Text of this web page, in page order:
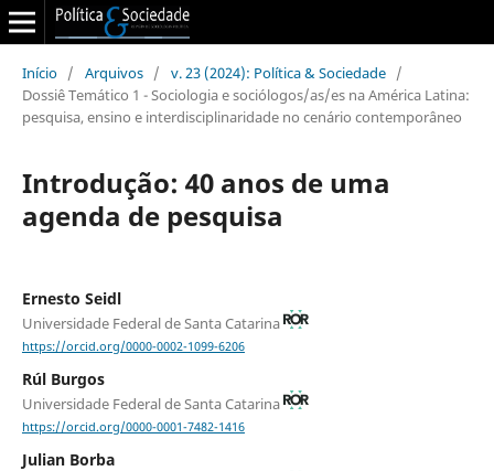
Início / Arquivos / v. 23 (2024): Política & Sociedade /
Dossiê Temático 1 - Sociologia e sociólogos/as/es na América Latina:
pesquisa, ensino e interdisciplinaridade no cenário contemporâneo
Introdução: 40 anos de uma
agenda de pesquisa
Ernesto Seidl
Universidade Federal de Santa Catarina
https://orcid.org/0000-0002-1099-6206
Rúl Burgos
Universidade Federal de Santa Catarina
https://orcid.org/0000-0001-7482-1416
Julian Borba